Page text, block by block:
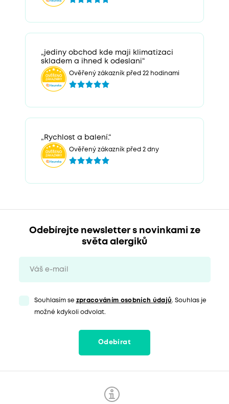
„jediny obchod kde maji klimatizaci
skladem a ihned k odeslani“
Ověřený zákazník před 22 hodinami
„Rychlost a balení.“
Ověřený zákazník před 2 dny
Odebírejte newsletter s novinkami ze
světa alergiků
Souhlasím se zpracováním osobních údajů. Souhlas je
možné kdykoli odvolat.
Odebírat